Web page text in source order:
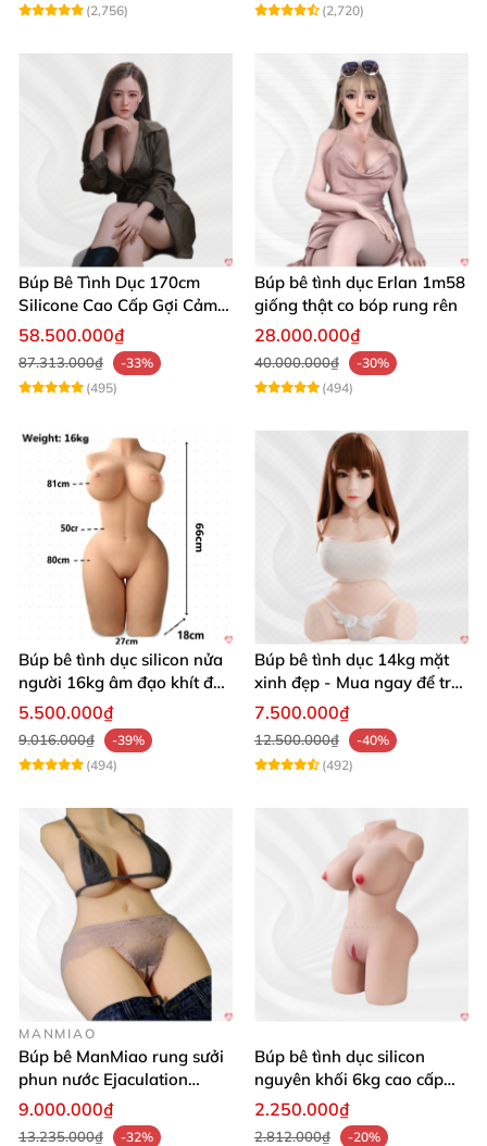
(2,756) (2,720)
Búp Bê Tình Dục 170cm
Silicone Cao Cấp Gợi Cảm
Giống Thật
58.500.000₫
87.313.000₫
-33%
(495)
Búp bê tình dục Erlan 1m58
giống thật co bóp rung rên
28.000.000₫
40.000.000₫
-30%
(494)
Búp bê tình dục silicon nửa
người 16kg âm đạo khít độn
khung
5.500.000₫
9.016.000₫
-39%
(494)
Búp bê tình dục 14kg mặt
xinh đẹp - Mua ngay để trải
nghiệm
7.500.000₫
12.500.000₫
-40%
(492)
MANMIAO
Búp bê ManMiao rung sưởi
phun nước Ejaculation
Queen chuẩn
9.000.000₫
13.235.000₫
-32%
Búp bê tình dục silicon
nguyên khối 6kg cao cấp
giá rẻ sexy gợi cảm
2.250.000₫
2.812.000₫
-20%